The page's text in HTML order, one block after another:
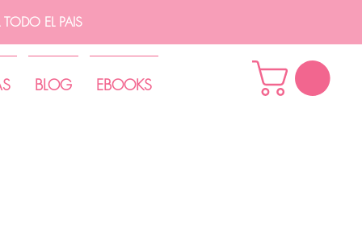
EL PAIS
BLOG EBOOKS